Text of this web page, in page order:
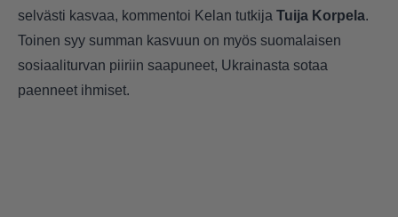
selvästi kasvaa, kommentoi Kelan tutkija Tuija Korpela.
Toinen syy summan kasvuun on myös suomalaisen
sosiaaliturvan piiriin saapuneet, Ukrainasta sotaa
paenneet ihmiset.